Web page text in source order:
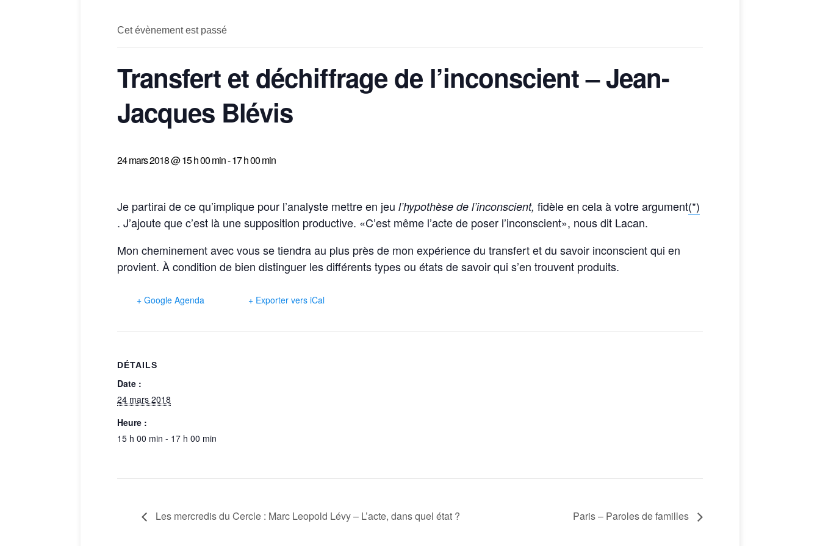
Cet évènement est passé
Transfert et déchiffrage de l’inconscient – Jean-
Jacques Blévis
24 mars 2018 @ 15 h 00 min-17 h 00 min
Je partirai de ce qu’implique pour l’analyste mettre en jeu l’hypothèse de l’inconscient, fidèle en cela à votre argument(*)
. J’ajoute que c’est là une supposition productive. «C’est même l’acte de poser l’inconscient», nous dit Lacan.
Mon cheminement avec vous se tiendra au plus près de mon expérience du transfert et du savoir inconscient qui en
provient. À condition de bien distinguer les différents types ou états de savoir qui s’en trouvent produits.
+ Google Agenda + Exporter vers iCal
DÉTAILS
Date :
24 mars 2018
Heure :
15 h 00 min - 17 h 00 min
Les mercredis du Cercle : Marc Leopold Lévy – L’acte, dans quel état ? Paris – Paroles de familles